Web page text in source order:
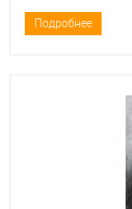
Подробнее